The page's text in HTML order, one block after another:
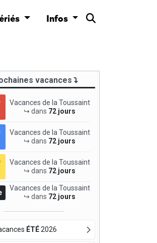
Infos
vacances
Vacances de la Toussaint
↪ dans 72 jours
Vacances de la Toussaint
↪ dans 72 jours
Vacances de la Toussaint
↪ dans 72 jours
Vacances de la Toussaint
↪ dans 72 jours
ÉTÉ2026